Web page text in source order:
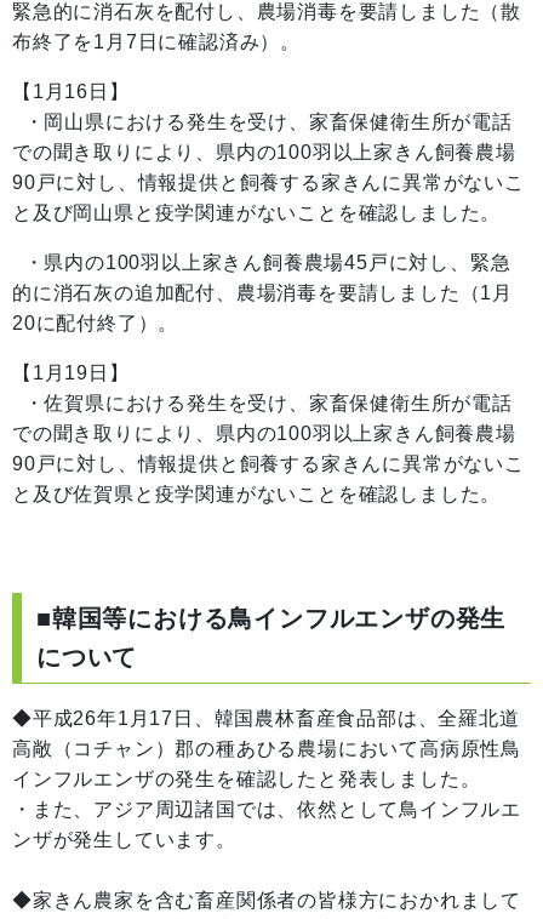
緊急的に消石灰を配付し、農場消毒を要請しました（散
布終了を1月7日に確認済み）。
【1月16日】
・岡山県における発生を受け、家畜保健衛生所が電話
での聞き取りにより、県内の100羽以上家きん飼養農場
90戸に対し、情報提供と飼養する家きんに異常がないこ
と及び岡山県と疫学関連がないことを確認しました。
・県内の100羽以上家きん飼養農場45戸に対し、緊急
的に消石灰の追加配付、農場消毒を要請しました（1月
20に配付終了）。
【1月19日】
・佐賀県における発生を受け、家畜保健衛生所が電話
での聞き取りにより、県内の100羽以上家きん飼養農場
90戸に対し、情報提供と飼養する家きんに異常がないこ
と及び佐賀県と疫学関連がないことを確認しました。
■韓国等における鳥インフルエンザの発生
について
◆平成26年1月17日、韓国農林畜産食品部は、全羅北道
高敞（コチャン）郡の種あひる農場において高病原性鳥
インフルエンザの発生を確認したと発表しました。
・また、アジア周辺諸国では、依然として鳥インフルエ
ンザが発生しています。
◆家きん農家を含む畜産関係者の皆様方におかれまして